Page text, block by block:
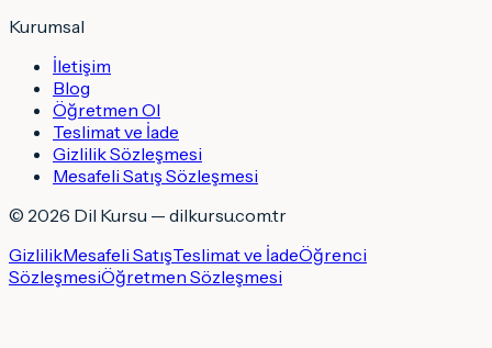
Kurumsal
İletişim
Blog
Öğretmen Ol
Teslimat ve İade
Gizlilik Sözleşmesi
Mesafeli Satış Sözleşmesi
© 2026 Dil Kursu — dilkursu.com.tr
GizlilikMesafeli SatışTeslimat ve İadeÖğrenci
SözleşmesiÖğretmen Sözleşmesi